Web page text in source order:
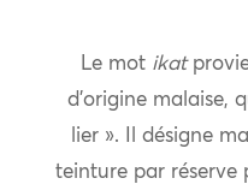
Le mot ikat
d’origine malaise,
lier ». Il désigne
teinture par réserve